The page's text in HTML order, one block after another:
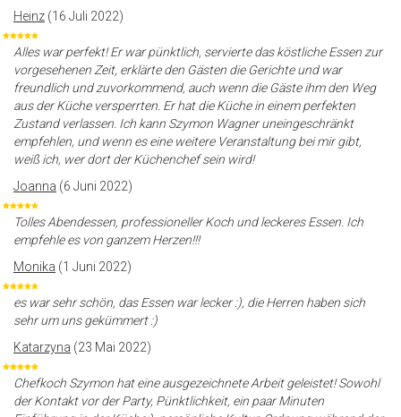
Heinz (16 Juli 2022)
Alles war perfekt! Er war pünktlich, servierte das köstliche Essen zur
vorgesehenen Zeit, erklärte den Gästen die Gerichte und war
freundlich und zuvorkommend, auch wenn die Gäste ihm den Weg
aus der Küche versperrten. Er hat die Küche in einem perfekten
Zustand verlassen. Ich kann Szymon Wagner uneingeschränkt
empfehlen, und wenn es eine weitere Veranstaltung bei mir gibt,
weiß ich, wer dort der Küchenchef sein wird!
Joanna (6 Juni 2022)
Tolles Abendessen, professioneller Koch und leckeres Essen. Ich
empfehle es von ganzem Herzen!!!
Monika (1 Juni 2022)
es war sehr schön, das Essen war lecker :), die Herren haben sich
sehr um uns gekümmert :)
Katarzyna (23 Mai 2022)
Chefkoch Szymon hat eine ausgezeichnete Arbeit geleistet! Sowohl
der Kontakt vor der Party, Pünktlichkeit, ein paar Minuten